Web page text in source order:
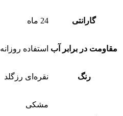
گارانتی 24 ماه
مقاومت در برابر آب استفاده روزانه
رنگ نقره‌ای رزگلد
مشکی